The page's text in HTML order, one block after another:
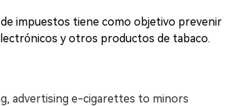
impuestos tiene como objetivo prevenir
y otros productos de tabaco.
advertising e-cigarettes to minors